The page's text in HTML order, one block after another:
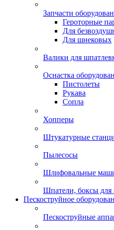
Запчасти
Героторные
Для
Для шнековых
Валики для
Оснастка
Пистолеты
Рукава
Сопла
Хопперы
Штукатурные
Пылесосы
Шлифовальные
Шпатели, боксы для
Пескоструйное
Пескоструйные